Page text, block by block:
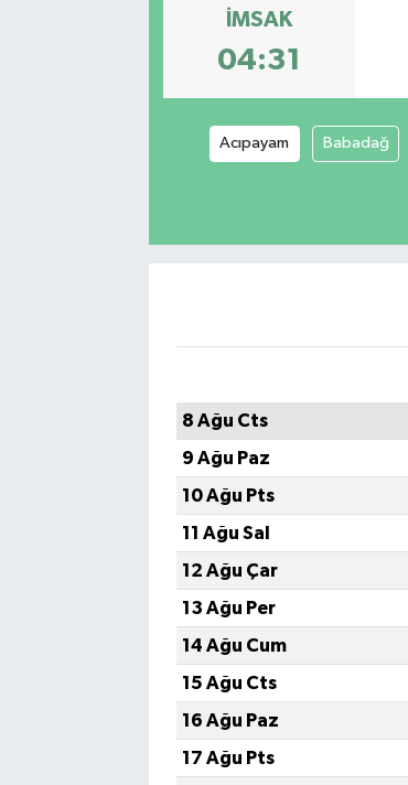
İMSAK
04:31
Acıpayam Babadağ
8 Ağu Cts
9 Ağu Paz
10 Ağu Pts
11 Ağu Sal
12 Ağu Çar
13 Ağu Per
14 Ağu Cum
15 Ağu Cts
16 Ağu Paz
17 Ağu Pts
Tarih - Kültür - Sanat - Turizm